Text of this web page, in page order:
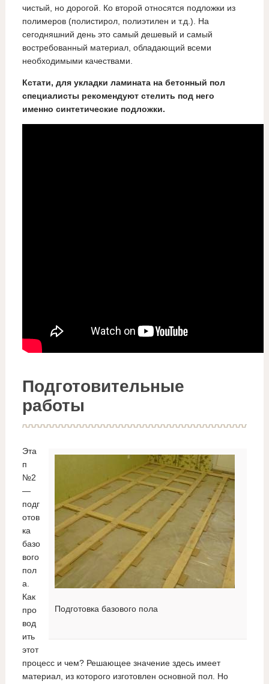
чистый, но дорогой. Ко второй относятся подложки из
полимеров (полистирол, полиэтилен и т.д.). На
сегодняшний день это самый дешевый и самый
востребованный материал, обладающий всеми
необходимыми качествами.
Кстати, для укладки ламината на бетонный пол
специалисты рекомендуют стелить под него
именно синтетические подложки.
Подготовительные
работы
Подготовка базового пола
Эта
п
№2
—
подг
отов
ка
базо
вого
пол
а.
Как
про
вод
ить
этот
процесс и чем? Решающее значение здесь имеет
материал, из которого изготовлен основной пол. Но